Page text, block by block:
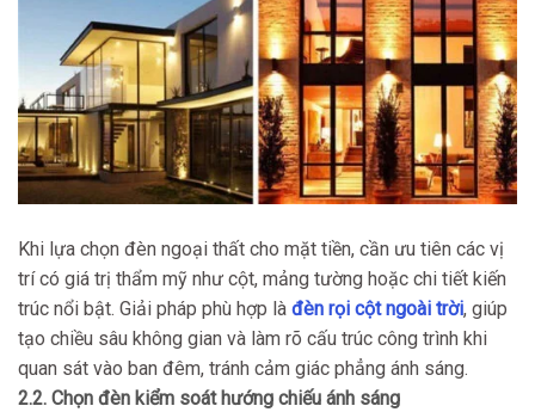
Khi lựa chọn đèn ngoại thất cho mặt tiền, cần ưu tiên các vị
trí có giá trị thẩm mỹ như cột, mảng tường hoặc chi tiết kiến
trúc nổi bật. Giải pháp phù hợp là đèn rọi cột ngoài trời, giúp
tạo chiều sâu không gian và làm rõ cấu trúc công trình khi
quan sát vào ban đêm, tránh cảm giác phẳng ánh sáng.
2.2. Chọn đèn kiểm soát hướng chiếu ánh sáng